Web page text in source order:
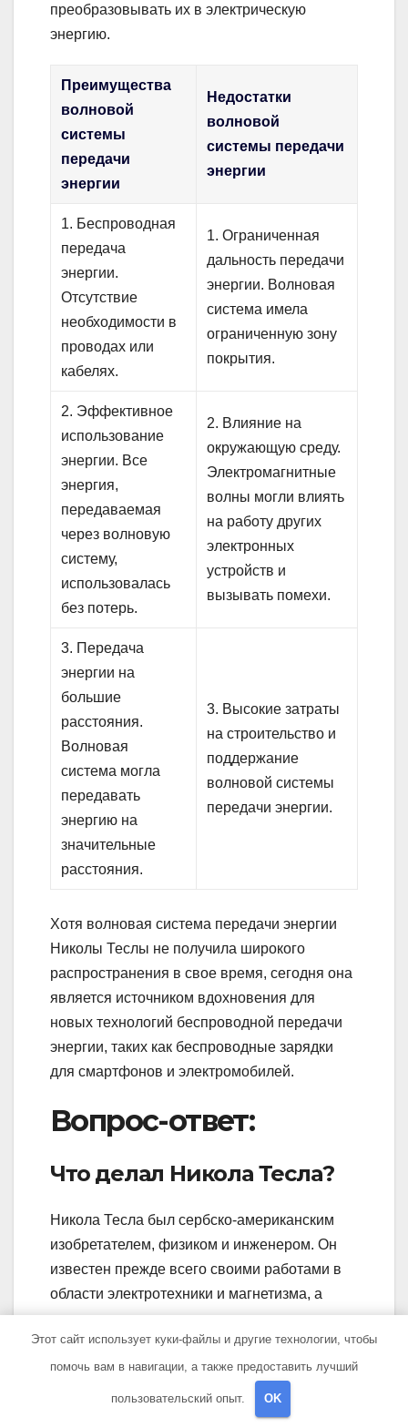
преобразовывать их в электрическую
энергию.
Преимущества
волновой
системы
передачи
энергии
Недостатки
волновой
системы передачи
энергии
1. Беспроводная
передача
энергии.
Отсутствие
необходимости в
проводах или
кабелях.
1. Ограниченная
дальность передачи
энергии. Волновая
система имела
ограниченную зону
покрытия.
2. Эффективное
использование
энергии. Все
энергия,
передаваемая
через волновую
систему,
использовалась
без потерь.
2. Влияние на
окружающую среду.
Электромагнитные
волны могли влиять
на работу других
электронных
устройств и
вызывать помехи.
3. Передача
энергии на
большие
расстояния.
Волновая
система могла
передавать
энергию на
значительные
расстояния.
3. Высокие затраты
на строительство и
поддержание
волновой системы
передачи энергии.
Хотя волновая система передачи энергии
Николы Теслы не получила широкого
распространения в свое время, сегодня она
является источником вдохновения для
новых технологий беспроводной передачи
энергии, таких как беспроводные зарядки
для смартфонов и электромобилей.
Вопрос-ответ:
Что делал Никола Тесла?
Никола Тесла был сербско-американским
изобретателем, физиком и инженером. Он
известен прежде всего своими работами в
области электротехники и магнетизма, а
также построил первую систему для
передачи электрической энергии на большие
расстояния.
Какие открытия сделал
Этот сайт использует куки-файлы и другие технологии, чтобы
помочь вам в навигации, а также предоставить лучший
пользовательский опыт. OK